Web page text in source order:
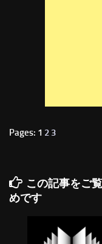
Pages: 1 2 3
この記事をご
めです